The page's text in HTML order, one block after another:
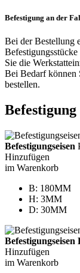
Befestigung an der
Bei der Bestellung
Sie die
Bei Bedarf können
bestellen.
Befestigung
Befestigungseisen
Hinzufügen
im Warenkorb
B: 180MM
H: 3MM
D: 30MM
Befestigungseisen
Hinzufügen
im Warenkorb